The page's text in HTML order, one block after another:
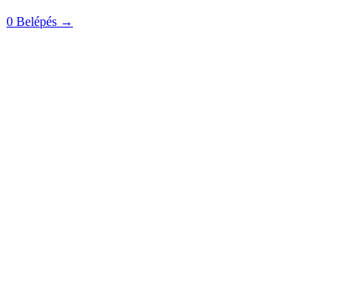
0 Belépés →